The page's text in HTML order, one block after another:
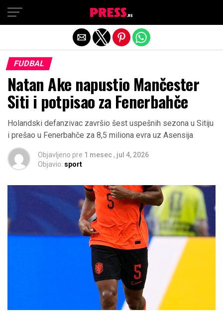
FUDBAL
Natan Ake napustio Mančester
Siti i potpisao za Fenerbahče
Holandski defanzivac završio šest uspešnih sezona u Sitiju
i prešao u Fenerbahče za 8,5 miliona evra uz Asensija
Objavljeno pre 1 mesec , jul 4, 2026
Objavio: sport
Exit mobile version